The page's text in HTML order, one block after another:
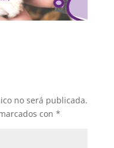
no será publicada.
con *